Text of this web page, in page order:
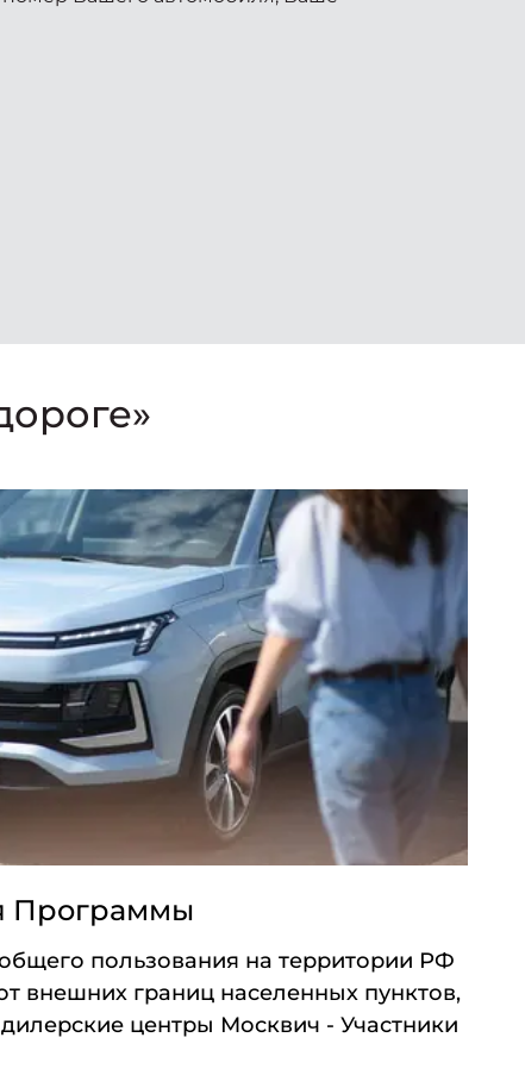
Программы
пользования на территории РФ
внешних границ населенных пунктов,
центры Москвич - Участники